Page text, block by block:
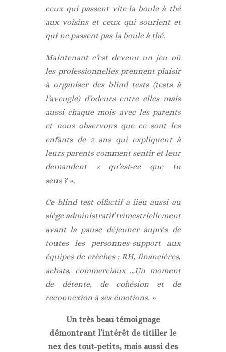
ceux qui passent vite la boule à thé
aux voisins et ceux qui sourient et
qui ne passent pas la boule à thé.
Maintenant c’est devenu un jeu où
les professionnelles prennent plaisir
à organiser des blind tests (tests à
l’aveugle) d’odeurs entre elles mais
aussi chaque mois avec les parents
et nous observons que ce sont les
enfants de 2 ans qui expliquent à
leurs parents comment sentir et leur
demandent « qu’est-ce que tu
sens ? ».
Ce blind test olfactif a lieu aussi au
siège administratif trimestriellement
avant la pause déjeuner auprès de
toutes les personnes-support aux
équipes de crèches : RH, financières,
achats, commerciaux …Un moment
de détente, de cohésion et de
reconnexion à ses émotions. »
Un très beau témoignage
démontrant l’intérêt de titiller le
nez des tout-petits, mais aussi des